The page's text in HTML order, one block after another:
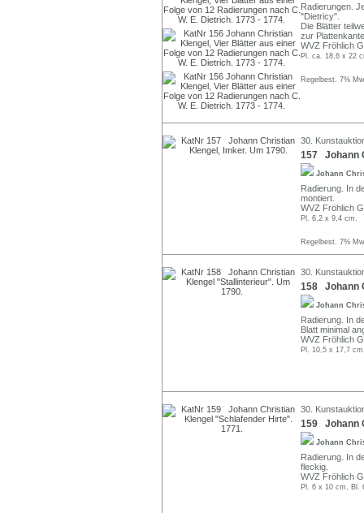
Radierungen.
"Dietricy".
Die Blätter
zur
WVZ Fröhlich
Pl. ca. 18,6 x 22
Regelbest. 7%
30.
157 Johann
Johann
Radierung. In
montiert.
WVZ Fröhlich
Pl. 6,2 x 9,4 cm.
Regelbest. 7%
30.
158 Johann
Johann
Radierung. In
Blatt minimal
WVZ Fröhlich
Pl. 10,5 x 17,7
30.
159 Johann
Johann
Radierung. In
fleckig.
WVZ Fröhlich
Pl. 6 x 10 cm, Bl.